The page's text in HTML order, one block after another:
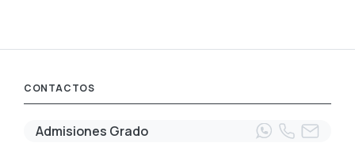
CONTACTOS
Admisiones Grado